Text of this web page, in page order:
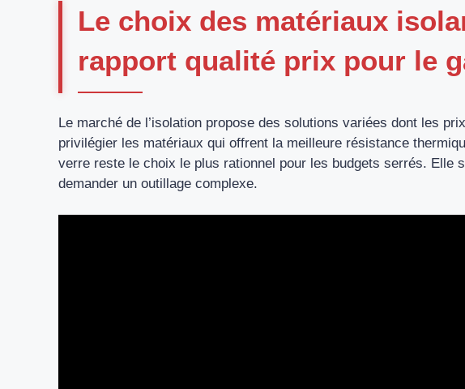
Le choix des matériaux
rapport qualité prix pour le
Le marché de l’isolation propose des solutions variées dont les
privilégier les matériaux qui offrent la meilleure résistance
verre reste le choix le plus rationnel pour les budgets serrés. Elle
demander un outillage complexe.